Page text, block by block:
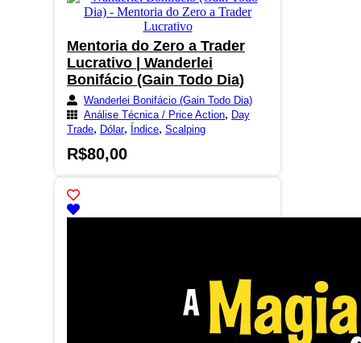
Mentoria do Zero a Trader
Lucrativo | Wanderlei
Bonifácio (Gain Todo Dia)
Wanderlei Bonifácio (Gain Todo Dia)
Análise Técnica / Price Action, Day
Trade, Dólar, Índice, Scalping
R$80,00